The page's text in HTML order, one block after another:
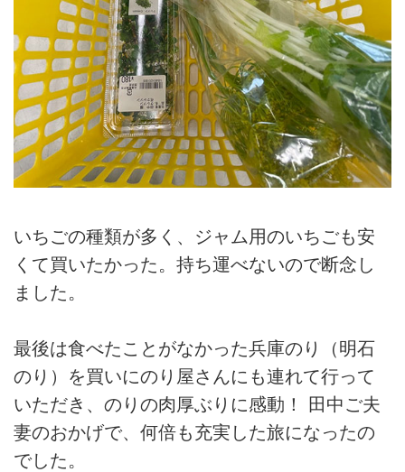
いちごの種類が多く、ジャム用のいちごも安
くて買いたかった。持ち運べないので断念し
ました。
最後は食べたことがなかった兵庫のり（明石
のり）を買いにのり屋さんにも連れて行って
いただき、のりの肉厚ぶりに感動！ 田中ご夫
妻のおかげで、何倍も充実した旅になったの
でした。